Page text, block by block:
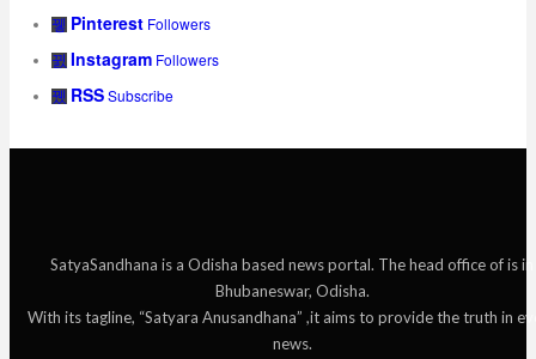
Pinterest Followers
Instagram Followers
RSSSubscribe
SatyaSandhana is a Odisha based news portal. The head office of is in
Bhubaneswar, Odisha.
With its tagline, “Satyara Anusandhana” ,it aims to provide the truth in
news.